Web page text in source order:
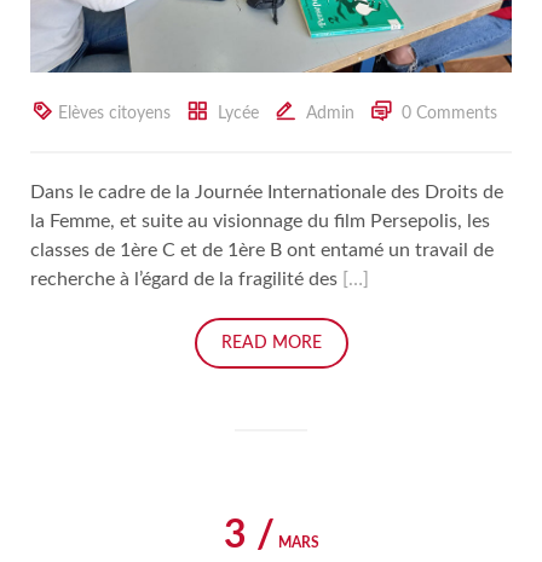
Elèves citoyens Lycée Admin 0 Comments
Dans le cadre de la Journée Internationale des Droits de
la Femme, et suite au visionnage du film Persepolis, les
classes de 1ère C et de 1ère B ont entamé un travail de
recherche à l’égard de la fragilité des
[…]
READ MORE
3 / MARS